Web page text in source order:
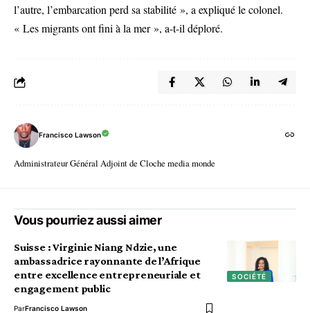
l’autre, l’embarcation perd sa stabilité », a expliqué le colonel.
« Les migrants ont fini à la mer », a-t-il déploré.
Francisco Lawson
Administrateur Général Adjoint de Cloche media monde
Vous pourriez aussi aimer
SOCIÉTÉ
Suisse : Virginie Niang Ndzie, une
ambassadrice rayonnante de l’Afrique
entre excellence entrepreneuriale et
engagement public
ParFrancisco Lawson